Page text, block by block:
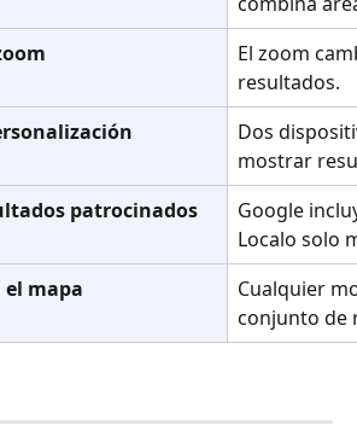
El zoom
resultados.
Dos
mostrar
patrocinados
Google
Localo solo
mapa
Cualquier
conjunto de